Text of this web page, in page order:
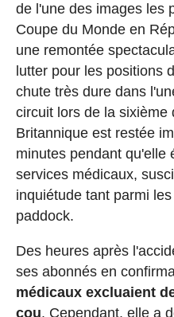
de l'une des images les
Coupe du Monde en
une remontée
lutter pour les positions
chute très dure dans
circuit lors de la sixième
Britannique est restée
minutes pendant qu'elle
services médicaux,
inquiétude tant parmi
paddock.
Des heures après
ses abonnés en
médicaux excluaient
cou. Cependant, elle a